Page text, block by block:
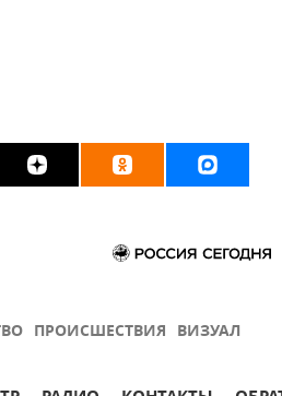
ПРОИСШЕСТВИЯ ВИЗУАЛ